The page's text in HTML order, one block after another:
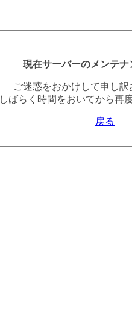
現在サーバーのメンテナ
ご迷惑をおかけして申し訳
しばらく時間をおいてから再
戻る